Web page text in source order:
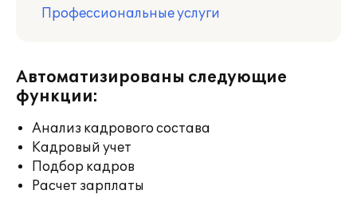
Профессиональные услуги
Автоматизированы следующие
функции:
Анализ кадрового состава
Кадровый учет
Подбор кадров
Расчет зарплаты